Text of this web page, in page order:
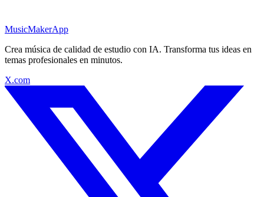
MusicMakerApp
Crea música de calidad de estudio con IA. Transforma tus ideas en
temas profesionales en minutos.
X.com